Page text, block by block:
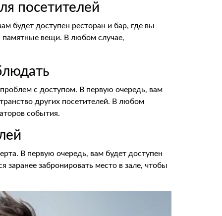
посетителей
будет доступен ресторан и бар, где вы
памятные вещи. В любом случае,
с доступом. В первую очередь, вам
других посетителей. В любом
события.
В первую очередь, вам будет доступен
забронировать место в зале, чтобы